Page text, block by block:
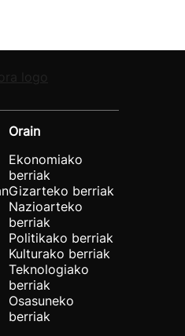
Orain
Ekonomiako
berriak
Gizarteko berriak
Nazioarteko
berriak
Politikako berriak
Kulturako berriak
Teknologiako
berriak
Osasuneko
berriak